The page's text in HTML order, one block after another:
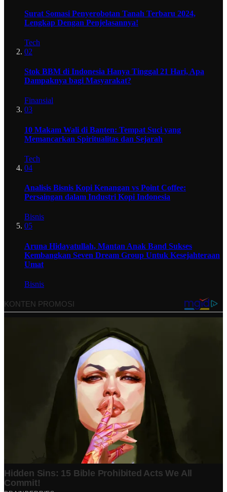
Surat Somasi Penyerobotan Tanah Terbaru 2024,
Lengkap Dengan Penjelasannya!
Tech
02
Stok BBM di Indonesia Hanya Tinggal 21 Hari, Apa
Dampaknya bagi Masyarakat?
Finansial
03
10 Makam Wali di Banten: Tempat Suci yang
Memancarkan Spiritualitas dan Sejarah
Tech
04
Analisis Bisnis Kopi Kenangan vs Point Coffee:
Persaingan dalam Industri Kopi Indonesia
Bisnis
05
Aruna Hidayatullah, Mantan Anak Band Sukses
Kembangkan Seven Dream Group Untuk Kesejahteraan
Umat
Bisnis